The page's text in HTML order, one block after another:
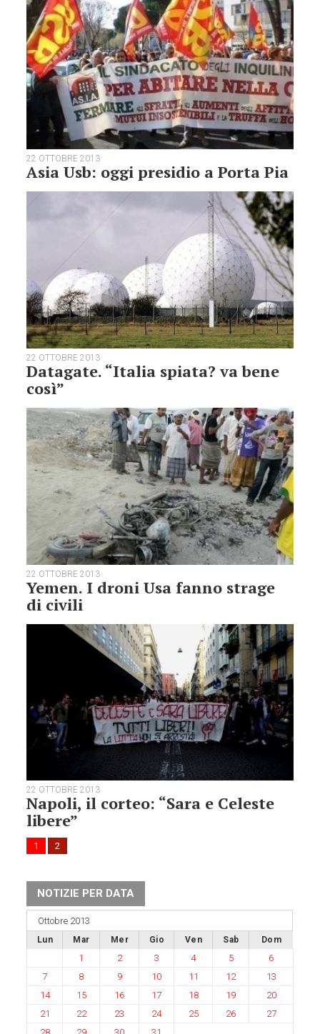
22 OTTOBRE 2013
Asia Usb: oggi presidio a Porta Pia
22 OTTOBRE 2013
Datagate. “Italia spiata? va bene
così”
22 OTTOBRE 2013
Yemen. I droni Usa fanno strage
di civili
22 OTTOBRE 2013
Napoli, il corteo: “Sara e Celeste
libere”
1 2
NOTIZIE PER DATA
Ottobre 2013
Lun Mar Mer Gio Ven Sab Dom
1 2 3 4 5
6
7
8 9 10 11 12
13
14
15 16 17 18 19
20
21
22 23 24 25 26
27